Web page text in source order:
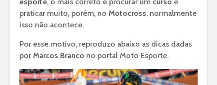
praticar muito, porém, no Motocross, normalmente
isso não acontece.
Por esse motivo, reproduzo abaixo as dicas dadas
por Marcos Branco no portal Moto Esporte.